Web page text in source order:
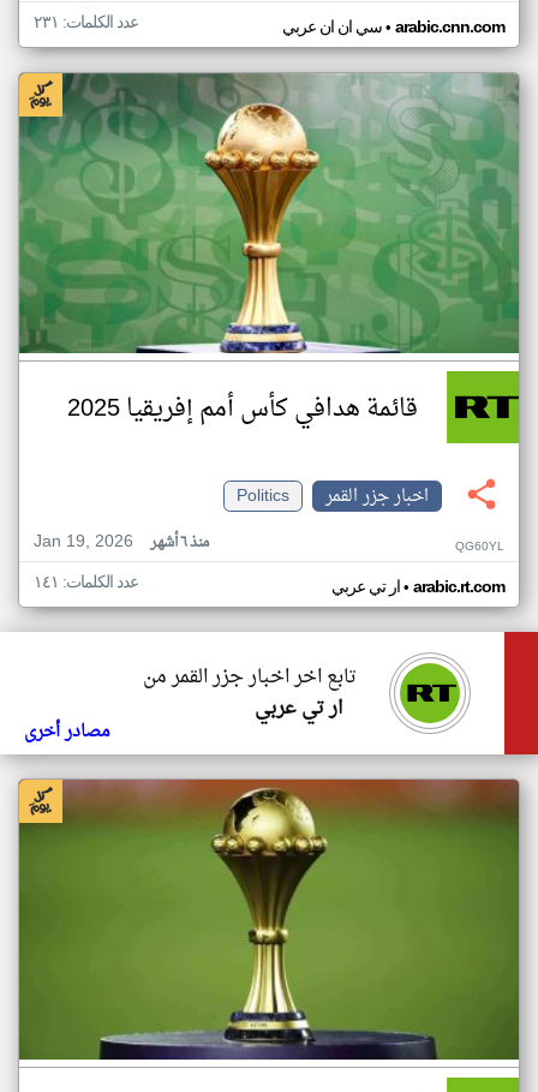
سي ان ان عربي• arabic.cnn.com عدد الكلمات: ٢٣١
قائمة هدافي كأس أمم إفريقيا 2025
اخبار جزر القمر
Politics
Jan 19, 2026
منذ ٦ أشهر QG60YL
ار تي عربي• arabic.rt.com عدد الكلمات: ١٤١
تابع اخر اخبار جزر القمر من
ار تي عربي
مصادر أخرى